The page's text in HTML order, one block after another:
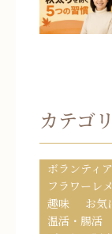
カテゴ
ボランティア
フラワーレ
趣味
お気
温活・腸活